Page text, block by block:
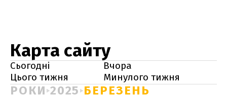
Карта сайту
Сьогодні
Вчора
Цього тижня
Минулого тижня
РОКИ 2025 БЕРЕЗЕНЬ